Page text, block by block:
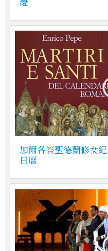
加爾各答聖德蘭修女
日曆